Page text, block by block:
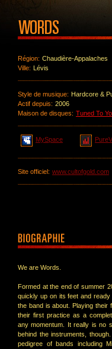
Région: Chaudière-Appalaches
Ville: Lévis
Style de musique: Hardcore &
Actif depuis: 2006
Maison de disques: Tuned To
MySpace
Site officiel: www.cultofgold.com
We are Words.
Formed at the end of summer
quickly up on its feet and
the band is about. Playing
their first practice as a
any momentum. It really is no
behind the instruments,
pedigree of bands including